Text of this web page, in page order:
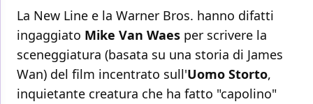
La New Line e la Warner Bros. hanno difatti
ingaggiato Mike Van Waes per scrivere la
sceneggiatura (basata su una storia di James
Wan) del film incentrato sull'Uomo Storto,
inquietante creatura che ha fatto "capolino"